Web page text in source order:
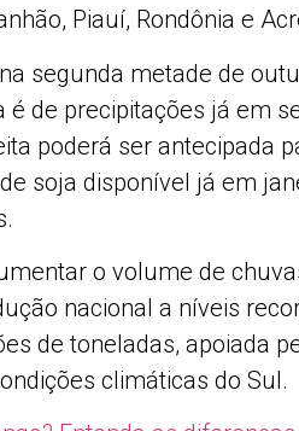
Piauí, Rondônia e
segunda metade de
de precipitações já em
poderá ser antecipada
soja disponível já em
o volume de
nacional a níveis
de toneladas, apoiada
climáticas do Sul.